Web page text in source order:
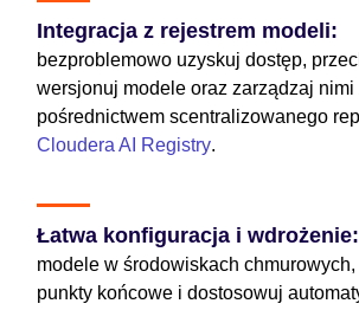
Integracja z rejestrem modeli:
bezproblemowo uzyskuj dostęp,
wersjonuj modele oraz zarządzaj nimi
pośrednictwem scentralizowanego
Cloudera AI Registry.
Łatwa konfiguracja i wdrożenie:
modele w środowiskach
punkty końcowe i dostosowuj